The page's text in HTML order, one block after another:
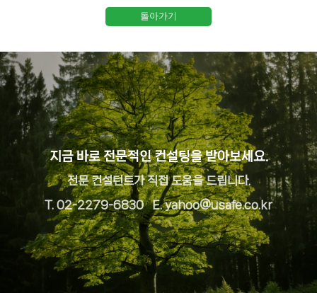
지금 바로 전문적인 컨설팅을 받아보세요.
전문 컨설턴트가 직접 도움을 드립니다.
T. 02-2279-6830 E. yahoo@usafe.co.kr